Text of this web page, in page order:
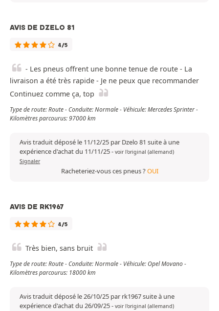
AVIS DE DZELO 81
4/5
- Les pneus offrent une bonne tenue de route - La
livraison a été très rapide - Je ne peux que recommander
Continuez comme ça, top
Type de route: Route - Conduite: Normale - Véhicule: Mercedes Sprinter -
Kilomètres parcourus: 97000 km
Avis traduit déposé le 11/12/25 par Dzelo 81 suite à une
expérience d'achat du 11/11/25- voir l'original (allemand)
Signaler
Racheteriez-vous ces pneus ?OUI
AVIS DE RK1967
4/5
Très bien, sans bruit
Type de route: Route - Conduite: Normale - Véhicule: Opel Movano -
Kilomètres parcourus: 18000 km
Avis traduit déposé le 26/10/25 par rk1967 suite à une
expérience d'achat du 26/09/25- voir l'original (allemand)